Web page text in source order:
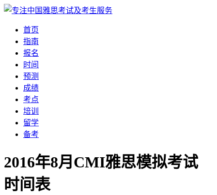
首页
指南
报名
时间
预测
成绩
考点
培训
留学
备考
2016年8月CMI雅思模拟考试
时间表